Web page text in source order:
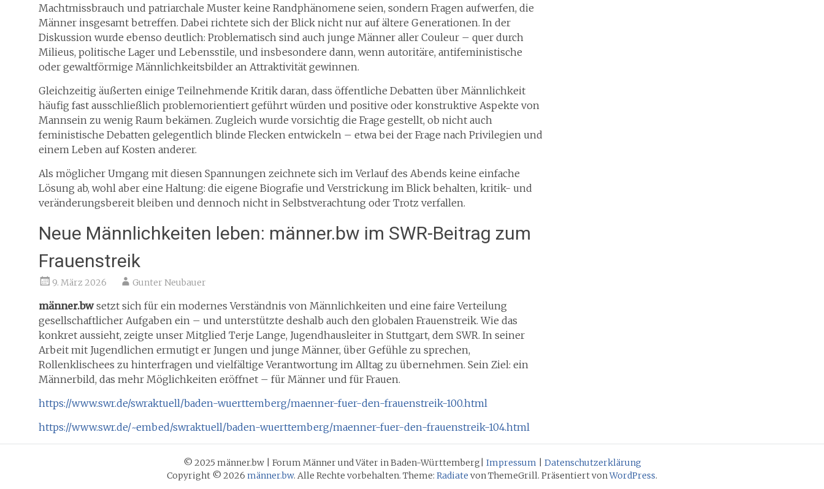
Machtmissbrauch und patriarchale Muster keine Randphänomene seien, sondern Fragen aufwerfen, die
Männer insgesamt betreffen. Dabei richtete sich der Blick nicht nur auf ältere Generationen. In der
Diskussion wurde ebenso deutlich: Problematisch sind auch junge Männer aller Couleur – quer durch
Milieus, politische Lager und Lebensstile, und insbesondere dann, wenn autoritäre, antifeministische
oder gewaltförmige Männlichkeitsbilder an Attraktivität gewinnen.
Gleichzeitig äußerten einige Teilnehmende Kritik daran, dass öffentliche Debatten über Männlichkeit
häufig fast ausschließlich problemorientiert geführt würden und positive oder konstruktive Aspekte von
Mannsein zu wenig Raum bekämen. Zugleich wurde vorsichtig die Frage gestellt, ob nicht auch
feministische Debatten gelegentlich blinde Flecken entwickeln – etwa bei der Frage nach Privilegien und
einem Leben auf Kosten anderer.
Als möglicher Umgang mit diesen Spannungen zeichnete sich im Verlauf des Abends keine einfache
Lösung ab, wohl aber eine Haltung: die eigene Biografie und Verstrickung im Blick behalten, kritik- und
veränderungsbereit bleiben und dennoch nicht in Selbstverachtung oder Trotz verfallen.
Neue Männlichkeiten leben: männer.bw im SWR-Beitrag zum
Frauenstreik
9. März 2026 Gunter Neubauer
männer.bwsetzt sich für ein modernes Verständnis von Männlichkeiten und eine faire Verteilung
gesellschaftlicher Aufgaben ein – und unterstützte deshalb auch den globalen Frauenstreik. Wie das
konkret aussieht, zeigte unser Mitglied Terje Lange, Jugendhausleiter in Stuttgart, dem SWR. In seiner
Arbeit mit Jugendlichen ermutigt er Jungen und junge Männer, über Gefühle zu sprechen,
Rollenklischees zu hinterfragen und vielfältige Verantwortung im Alltag zu übernehmen. Sein Ziel: ein
Männerbild, das mehr Möglichkeiten eröffnet – für Männer und für Frauen.
https://www.swr.de/swraktuell/baden-wuerttemberg/maenner-fuer-den-frauenstreik-100.html
https://www.swr.de/~embed/swraktuell/baden-wuerttemberg/maenner-fuer-den-frauenstreik-104.html
© 2025 männer.bw | Forum Männer und Väter in Baden-Württemberg| Impressum
Datenschutzerklärung
Copyright © 2026 männer.bw. Alle Rechte vorbehalten. Theme: Radiate von ThemeGrill. Präsentiert vonWordPress.